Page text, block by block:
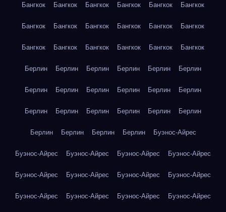
Бангкок Бангкок Бангкок Бангкок Бангкок Бангкок
Бангкок Бангкок Бангкок Бангкок Бангкок Бангкок
Бангкок Бангкок Бангкок Бангкок Бангкок Бангкок
Берлин Берлин Берлин Берлин Берлин Берлин
Берлин Берлин Берлин Берлин Берлин Берлин
Берлин Берлин Берлин Берлин Берлин Берлин
Берлин Берлин Берлин Берлин Буэнос-Айрес
Буэнос-Айрес Буэнос-Айрес Буэнос-Айрес Буэнос-Айрес
Буэнос-Айрес Буэнос-Айрес Буэнос-Айрес Буэнос-Айрес
Буэнос-Айрес Буэнос-Айрес Буэнос-Айрес Буэнос-Айрес